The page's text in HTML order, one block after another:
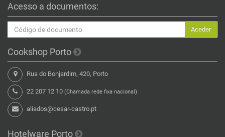
Acesso a documentos:
Aceder
Cookshop Porto
Rua do Bonjardim, 420, Porto
22 207 12 10 (Chamada rede fixa nacional)
aliados@cesar-castro.pt
Hotelware Porto